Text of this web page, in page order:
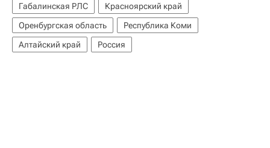
Габалинская РЛС
Красноярский край
Оренбургская область
Республика Коми
Алтайский край
Россия